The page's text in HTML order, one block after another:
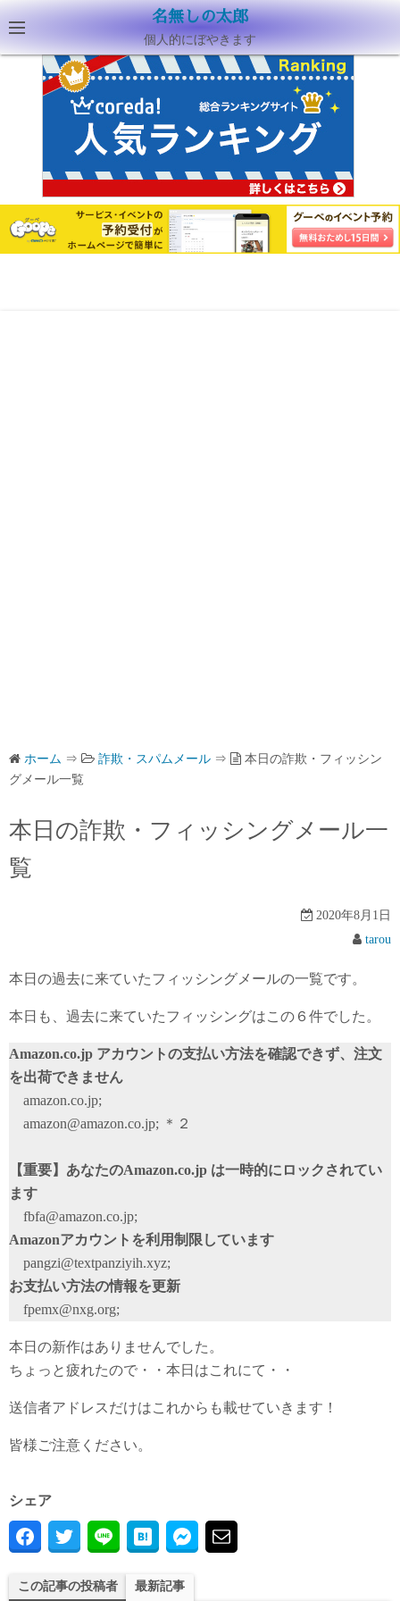
名無しの太郎
個人的にぼやきます
ホーム ⇒ 詐欺・スパムメール ⇒
本日の詐欺・フィッシン
グメール一覧
本日の詐欺・フィッシングメール一
覧
2020年8月1日
tarou
本日の過去に来ていたフィッシングメールの一覧です。
本日も、過去に来ていたフィッシングはこの６件でした。
Amazon.co.jp アカウントの支払い方法を確認できず、注文
を出荷できません
amazon.co.jp;
amazon@amazon.co.jp; ＊２
【重要】あなたのAmazon.co.jp は一時的にロックされてい
ます
fbfa@amazon.co.jp;
Amazonアカウントを利用制限しています
pangzi@textpanziyih.xyz;
お支払い方法の情報を更新
fpemx@nxg.org;
本日の新作はありませんでした。
ちょっと疲れたので・・本日はこれにて・・
送信者アドレスだけはこれからも載せていきます！
皆様ご注意ください。
シェア
この記事の投稿者 最新記事